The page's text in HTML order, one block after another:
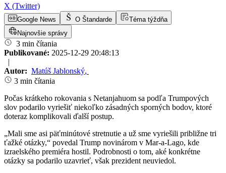
X (Twitter)
Google News O Štandarde
Téma týždňa
Najnovšie správy
3 min čítania
Publikované: 2025-12-29 20:48:13
|
Autor: Matúš Jablonský,
3 min čítania
Počas krátkeho rokovania s Netanjahuom sa podľa Trumpových
slov podarilo vyriešiť niekoľko zásadných sporných bodov, ktoré
doteraz komplikovali ďalší postup.
„Mali sme asi päťminútové stretnutie a už sme vyriešili približne tri
ťažké otázky,“ povedal Trump novinárom v Mar-a-Lago, kde
izraelského premiéra hostil. Podrobnosti o tom, aké konkrétne
otázky sa podarilo uzavrieť, však prezident neuviedol.